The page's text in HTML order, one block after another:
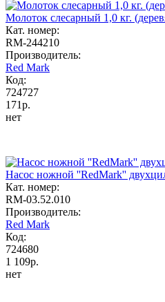
Молоток слесарный 1,0 кг.
Кат. номер:
RM-244210
Производитель:
Red Mark
Код:
724727
171р.
нет
Насос ножной ''RedMark''
Кат. номер:
RM-03.52.010
Производитель:
Red Mark
Код:
724680
1 109р.
нет